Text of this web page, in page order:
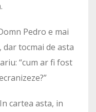
Pedro e mai
tocmai de asta
“cum ar fi fost
cartea asta, in